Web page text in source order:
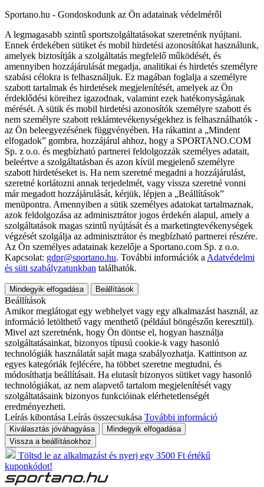
Sportano.hu - Gondoskodunk az Ön adatainak védelméről
A legmagasabb szintű sportszolgáltatásokat szeretnénk nyújtani.
Ennek érdekében sütiket és mobil hirdetési azonosítókat használunk,
amelyek biztosítják a szolgáltatás megfelelő működését, és
amennyiben hozzájárulását megadja, analitikai és hirdetés személyre
szabási célokra is felhasználjuk. Ez magában foglalja a személyre
szabott tartalmak és hirdetések megjelenítését, amelyek az Ön
érdeklődési köreihez igazodnak, valamint ezek hatékonyságának
mérését. A sütik és mobil hirdetési azonosítók személyre szabott és
nem személyre szabott reklámtevékenységekhez is felhasználhatók -
az Ön beleegyezésének függvényében. Ha rákattint a „Mindent
elfogadok” gombra, hozzájárul ahhoz, hogy a SPORTANO.COM
Sp. z o.o. és megbízható partnerei feldolgozzák személyes adatait,
beleértve a szolgáltatásban és azon kívül megjelenő személyre
szabott hirdetéseket is. Ha nem szeretné megadni a hozzájárulást,
szeretné korlátozni annak terjedelmét, vagy vissza szeretné vonni
már megadott hozzájárulását, kérjük, lépjen a „Beállítások”
menüpontra. Amennyiben a sütik személyes adatokat tartalmaznak,
azok feldolgozása az adminisztrátor jogos érdekén alapul, amely a
szolgáltatások magas szintű nyújtását és a marketingtevékenységek
végzését szolgálja az adminisztrátor és megbízható partnerei részére.
Az Ön személyes adatainak kezelője a Sportano.com Sp. z o.o.
Kapcsolat: gdpr@sportano.hu. További információk a Adatvédelmi
és süti szabályzatunkban találhatók.
Mindegyik elfogadása Beállítások
Beállítások
Amikor meglátogat egy webhelyet vagy egy alkalmazást használ, az
információ letölthető vagy menthető (például böngészőn keresztül).
Mivel azt szeretnénk, hogy Ön döntse el, hogyan használja
szolgáltatásainkat, bizonyos típusú cookie-k vagy hasonló
technológiák használatát saját maga szabályozhatja. Kattintson az
egyes kategóriák fejlécére, ha többet szeretne megtudni, és
módosíthatja beállításait. Ha elutasít bizonyos sütiket vagy hasonló
technológiákat, az nem alapvető tartalom megjelenítését vagy
szolgáltatásaink bizonyos funkcióinak elérhetetlenségét
eredményezheti.
Leírás kibontása Leírás összecsukása További információ
Kiválasztás jóváhagyása
Mindegyik elfogadása
Vissza a beállításokhoz
Töltsd le az alkalmazást és nyerj egy 3500 Ft értékű
kuponkódot!